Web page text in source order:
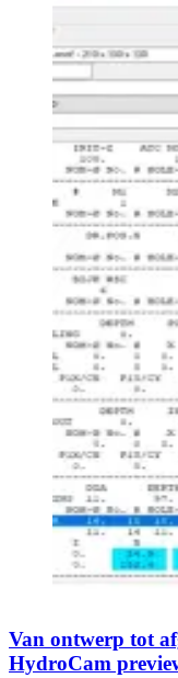
Van ontwerp tot
HydroCam